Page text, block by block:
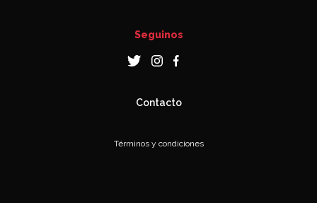
Seguinos
Contacto
Términos y condiciones